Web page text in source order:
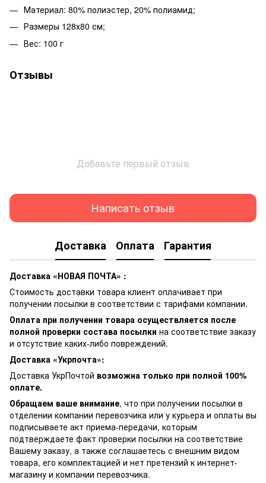
Материал: 80% полиэстер, 20% полиамид;
Размеры 128х80 см;
Вес: 100 г
Отзывы
Добавьте первый отзыв
Написать отзыв
Доставка Оплата Гарантия
Доставка «НОВАЯ ПОЧТА» :
Стоимость доставки товара клиент оплачивает при
получении посылки в соответствии с тарифами компании.
Оплата при получении товара осуществляется после
полной проверки состава посылки на соответствие заказу
и отсутствие каких-либо повреждений.
Доставка «Укрпочта»:
Доставка УкрПочтой возможна только при полной 100%
оплате.
Обращаем ваше внимание, что при получении посылки в
отделении компании перевозчика или у курьера и оплаты вы
подписываете акт приема-передачи, которым
подтверждаете факт проверки посылки на соответствие
Вашему заказу, а также соглашаетесь с внешним видом
товара, его комплектацией и нет претензий к интернет-
магазину и компании перевозчика.